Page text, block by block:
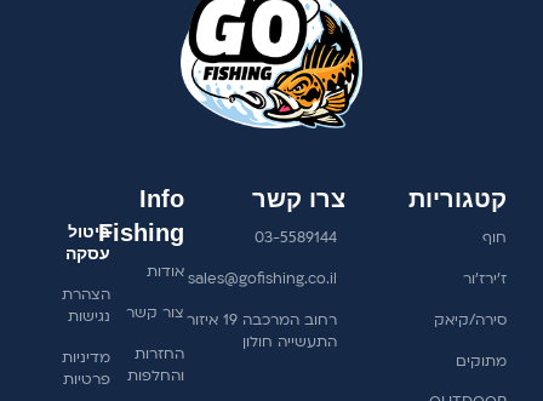
Info
Fishing
אודות
צור קשר
החזרות
והחלפות
ביטול
עסקה
הצהרת
נגישות
מדיניות
פרטיות
קטגוריות
חוף
ז'ירז'ור
סירה/קיאק
מתוקים
צרו קשר
03-5589144
sales@gofishing.co.il
רחוב המרכבה 19 איזור
התעשייה חולון